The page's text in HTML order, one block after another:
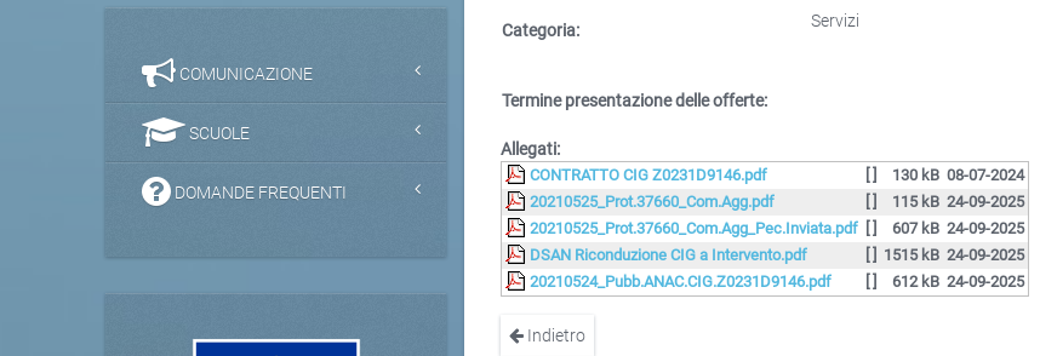
Categoria: Servizi
Termine presentazione delle offerte:
Allegati:
CONTRATTO CIG Z0231D9146.pdf [ ] 130 kB 08-07-2024
20210525_Prot.37660_Com.Agg.pdf
[ ] 115 kB 24-09-2025
20210525_Prot.37660_Com.Agg_Pec.Inviata.pdf [ ] 607 kB 24-09-2025
DSAN Riconduzione CIG a Intervento.pdf
[ ] 1515 kB 24-09-2025
20210524_Pubb.ANAC.CIG.Z0231D9146.pdf
[ ] 612 kB 24-09-2025
Indietro
COMUNICAZIONE
SCUOLE
DOMANDE FREQUENTI